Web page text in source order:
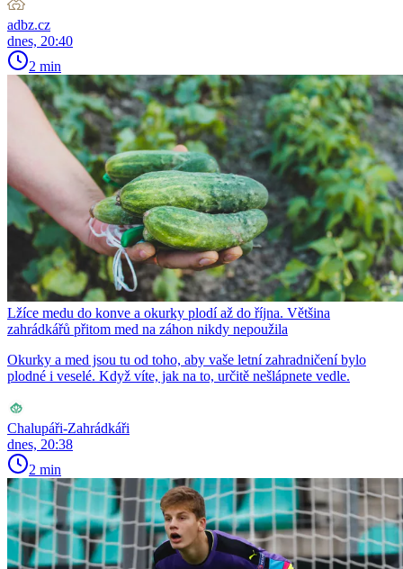
adbz.cz
dnes, 20:40
2 min
Lžíce medu do konve a okurky plodí až do října. Většina
zahrádkářů přitom med na záhon nikdy nepoužila
Okurky a med jsou tu od toho, aby vaše letní zahradničení bylo
plodné i veselé. Když víte, jak na to, určitě nešlápnete vedle.
Chalupáři-Zahrádkáři
dnes, 20:38
2 min